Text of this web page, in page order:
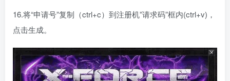
16.将“申请号”复制（ctrl+c）到注册机”请求码”框内(ctrl+v)，
点击生成。